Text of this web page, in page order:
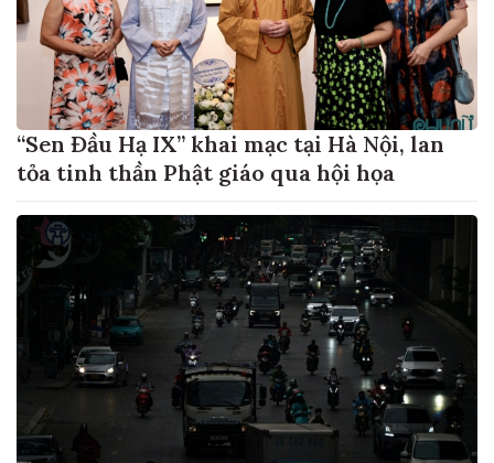
“Sen Đầu Hạ IX” khai mạc tại Hà Nội, lan
tỏa tinh thần Phật giáo qua hội họa